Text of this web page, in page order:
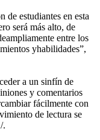
de estudiantes en esta
será más alto, de
entre los
yhabilidades”,
a un sinfín de
y comentarios
fácilmente con
de lectura se
.